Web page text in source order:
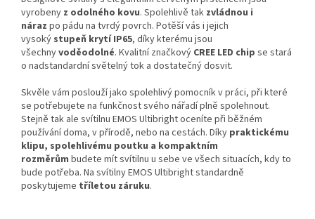
vyrobeny z odolného kovu. Spolehlivě tak zvládnou i
náraz po pádu na tvrdý povrch. Potěší vás i jejich
vysoký stupeň krytí IP65, díky kterému jsou
všechnyvoděodolné. Kvalitní značkový CREE LED chip se stará
o nadstandardní světelný tok a dostatečný dosvit.
Skvěle vám poslouží jako spolehlivý pomocník v práci, při které
se potřebujete na funkčnost svého nářadí plně spolehnout.
Stejně tak ale svítilnu EMOS Ultibright oceníte při běžném
používání doma, v přírodě, nebo na cestách. Díky praktickému
klipu, spolehlivému poutku a kompaktním
rozměrům budete mít svítilnu u sebe ve všech situacích, kdy to
bude potřeba. Na svítilny EMOS Ultibright standardně
poskytujeme tříletou záruku.